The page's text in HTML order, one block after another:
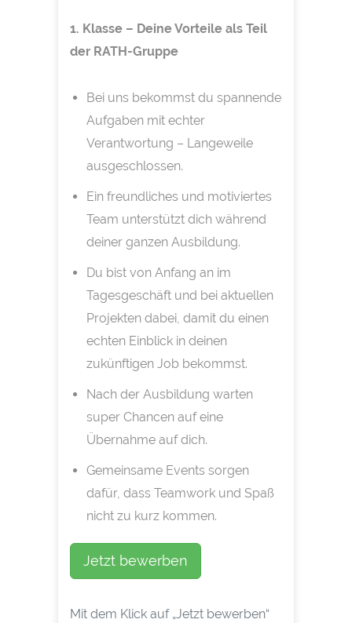
1. Klasse – Deine Vorteile als Teil
der RATH-Gruppe
Bei uns bekommst du spannende
Aufgaben mit echter
Verantwortung – Langeweile
ausgeschlossen.
Ein freundliches und motiviertes
Team unterstützt dich während
deiner ganzen Ausbildung.
Du bist von Anfang an im
Tagesgeschäft und bei aktuellen
Projekten dabei, damit du einen
echten Einblick in deinen
zukünftigen Job bekommst.
Nach der Ausbildung warten
super Chancen auf eine
Übernahme auf dich.
Gemeinsame Events sorgen
dafür, dass Teamwork und Spaß
nicht zu kurz kommen.
Jetzt bewerben
Mit dem Klick auf „Jetzt bewerben“